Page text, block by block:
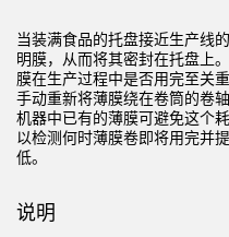
色标、颜色和荧光传感器
拾取指示灯传感器
温度传感器
状态监测传感器
相关链接
冲洗
当装满食品的托盘接近生产线
明膜，从而将其密封在托盘上
膜在生产过程中是否用完至关
手动重新将薄膜绕在卷筒的卷
机器中已有的薄膜可避免这个
以检测何时薄膜卷即将用完并
低。
说明